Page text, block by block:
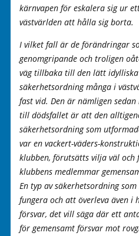
kärnvapen för eskalera sig ur
västvärlden att hålla sig borta.
I vilket fall är de förändringar
genomgripande och troligen
väg tillbaka till den lätt
säkerhetsordning många i
fast vid. Den är nämligen
till dödsfallet är att den
säkerhetsordning som
var en vackert-väders-
klubben, förutsätts vilja väl och
klubbens medlemmar
En typ av säkerhetsordning
fungera och att överleva även
försvar, det vill säga där ett
för gemensamt försvar mot